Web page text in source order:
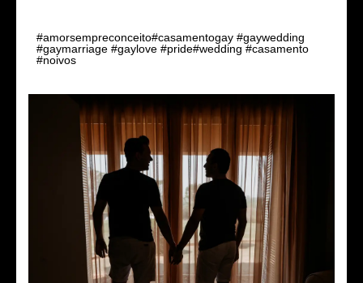
#amorsempreconceito#casamentogay #gaywedding
#gaymarriage #gaylove #pride#wedding #casamento
#noivos